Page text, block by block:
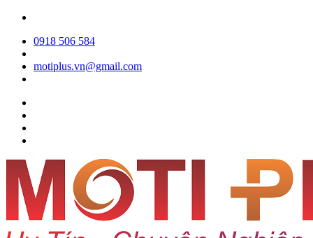
0918 506 584
motiplus.vn@gmail.com